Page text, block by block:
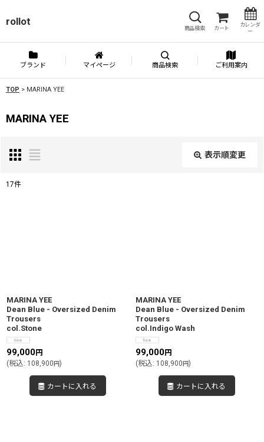
rollot
商品検索 カート
カレンダ
ー
ブランド マイページ 商品検索 ご利用案内
TOP > MARINA YEE
MARINA YEE
表示順変更
17件
MARINA YEE
Dean Blue - Oversized Denim
Trousers
col.Stone
99,000円
(税込: 108,900円)
カートに入れる
MARINA YEE
Dean Blue - Oversized Denim
Trousers
col.Indigo Wash
99,000円
(税込: 108,900円)
カートに入れる